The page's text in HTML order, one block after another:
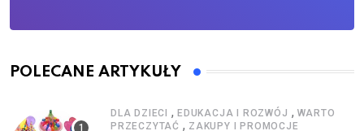
POLECANE ARTYKUŁY
DLA DZIECI , EDUKACJA I ROZWÓJ , WARTO
PRZECZYTAĆ , ZAKUPY I PROMOCJE